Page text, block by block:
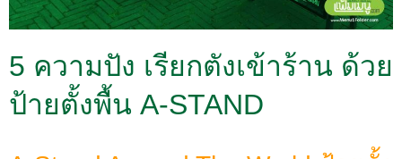
5 ความปัง เรียกตังเข้าร้าน ด้วย
ป้ายตั้งพื้น A-STAND